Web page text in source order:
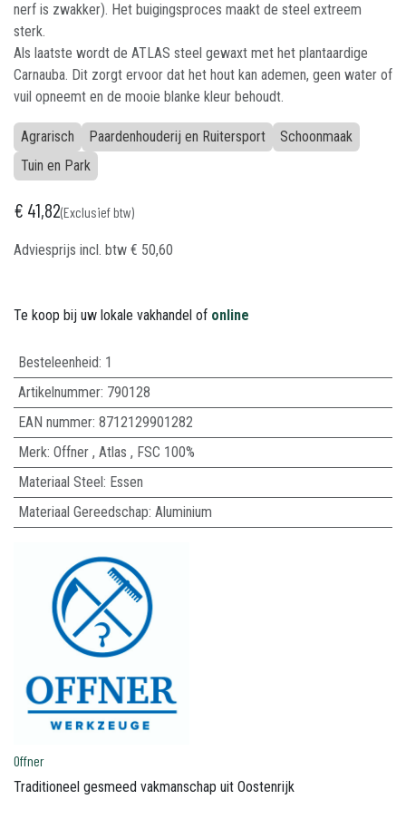
nerf is zwakker). Het buigingsproces maakt de steel extreem
sterk.
Als laatste wordt de ATLAS steel gewaxt met het plantaardige
Carnauba. Dit zorgt ervoor dat het hout kan ademen, geen water of
vuil opneemt en de mooie blanke kleur behoudt.
Agrarisch Paardenhouderij en Ruitersport
Schoonmaak
Tuin en Park
€ 41,82(Exclusief btw)
Adviesprijs incl. btw € 50,60
Te koop bij uw lokale vakhandel of online
Besteleenheid: 1
Artikelnummer: 790128
EAN nummer: 8712129901282
Merk: Offner, Atlas , FSC 100%
Materiaal Steel: Essen
Materiaal Gereedschap: Aluminium
Offner
Traditioneel gesmeed vakmanschap uit Oostenrijk